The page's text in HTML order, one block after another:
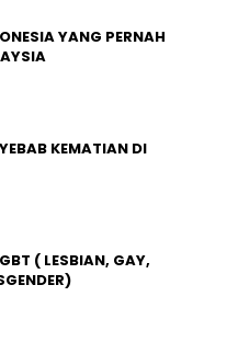
YANG PERNAH
KEMATIAN DI
( LESBIAN, GAY,